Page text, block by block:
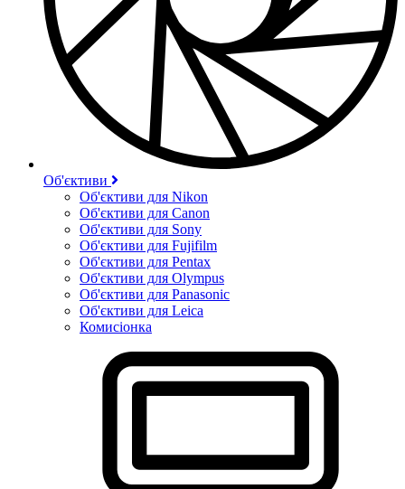
Об'єктиви
Об'єктиви для Nikon
Об'єктиви для Canon
Об'єктиви для Sony
Об'єктиви для Fujifilm
Об'єктиви для Pentax
Об'єктиви для Olympus
Об'єктиви для Panasonic
Об'єктиви для Leica
Комисіонка